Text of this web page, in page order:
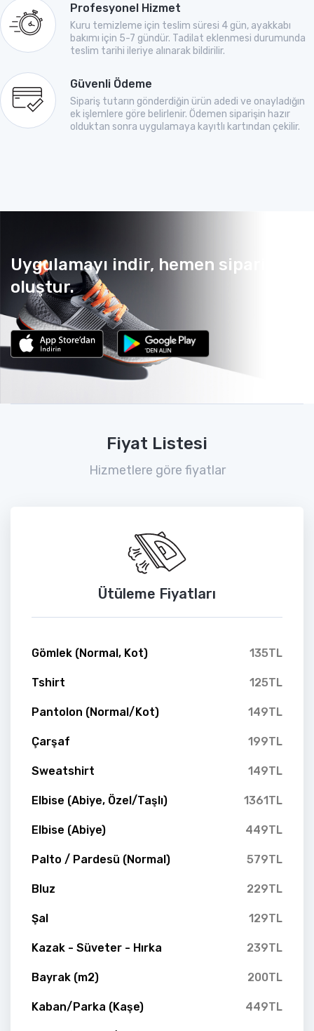
Profesyonel Hizmet
Kuru temizleme için teslim süresi 4 gün, ayakkabı
bakımı için 5-7 gündür. Tadilat eklenmesi durumunda
teslim tarihi ileriye alınarak bildirilir.
Güvenli Ödeme
Sipariş tutarın gönderdiğin ürün adedi ve onayladığın
ek işlemlere göre belirlenir. Ödemen siparişin hazır
olduktan sonra uygulamaya kayıtlı kartından çekilir.
Uygulamayı indir, hemen sipariş
oluştur.
Fiyat Listesi
Hizmetlere göre fiyatlar
Ütüleme Fiyatları
Gömlek (Normal, Kot) 135TL
Tshirt 125TL
Pantolon (Normal/Kot) 149TL
Çarşaf 199TL
Sweatshirt 149TL
Elbise (Abiye, Özel/Taşlı) 1361TL
Elbise (Abiye) 449TL
Palto / Pardesü (Normal) 579TL
Bluz 229TL
Şal 129TL
Kazak - Süveter - Hırka 239TL
Bayrak (m2) 200TL
Kaban/Parka (Kaşe) 449TL